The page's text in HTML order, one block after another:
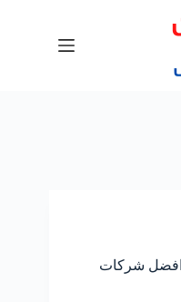
تسليك مجاري المسيلة 99009522 افضل شركات